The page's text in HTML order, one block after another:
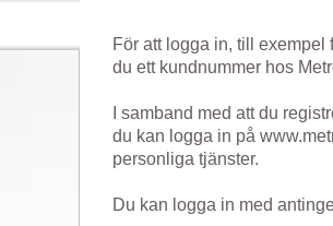
För att logga in, till exempel
du ett kundnummer hos
I samband med att du
du kan logga in på
personliga tjänster.
Du kan logga in med